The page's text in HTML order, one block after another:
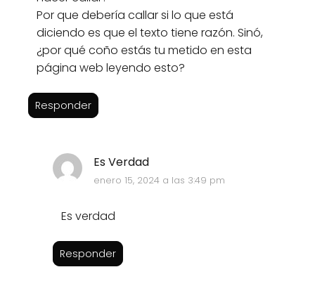
Por que debería callar si lo que está
diciendo es que el texto tiene razón. Sinó,
¿por qué coño estás tu metido en esta
página web leyendo esto?
Responder
Es Verdad
enero 15, 2024 a las 3:49 pm
Es verdad
Responder